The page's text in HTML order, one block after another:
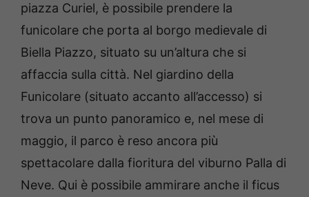
piazza Curiel, è possibile prendere la
funicolare che porta al borgo medievale di
Biella Piazzo, situato su un’altura che si
affaccia sulla città. Nel giardino della
Funicolare (situato accanto all’accesso) si
trova un punto panoramico e, nel mese di
maggio, il parco è reso ancora più
spettacolare dalla fioritura del viburno Palla di
Neve. Qui è possibile ammirare anche il ficus